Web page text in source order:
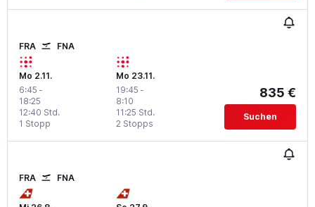
FRA FNA
Mo 2.11.
6:45 -
18:25
1 Stopp
12:40 Std.
Mo 23.11.
19:45 -
8:10
2 Stopps
11:25 Std.
835 €
Suchen
FRA FNA